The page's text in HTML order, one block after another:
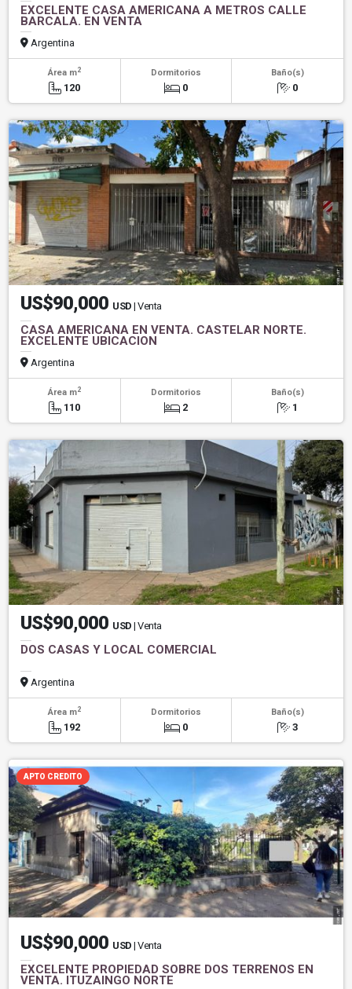
EXCELENTE CASA AMERICANA A METROS CALLE
BARCALA. EN VENTA
Argentina
Área m2
120
Dormitorios
0
Baño(s)
0
US$90,000 USD | Venta
CASA AMERICANA EN VENTA. CASTELAR NORTE.
EXCELENTE UBICACION
Argentina
Área m2
110
Dormitorios
2
Baño(s)
1
US$90,000 USD | Venta
DOS CASAS Y LOCAL COMERCIAL
Argentina
Área m2
192
Dormitorios
0
Baño(s)
3
APTO CREDITO
US$90,000 USD | Venta
EXCELENTE PROPIEDAD SOBRE DOS TERRENOS EN
VENTA. ITUZAINGO NORTE